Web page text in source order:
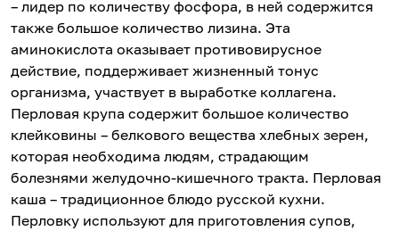
– лидер по количеству фосфора, в ней содержится
также большое количество лизина. Эта
аминокислота оказывает противовирусное
действие, поддерживает жизненный тонус
организма, участвует в выработке коллагена.
Перловая крупа содержит большое количество
клейковины – белкового вещества хлебных зерен,
которая необходима людям, страдающим
болезнями желудочно-кишечного тракта. Перловая
каша – традиционное блюдо русской кухни.
Перловку используют для приготовления супов,